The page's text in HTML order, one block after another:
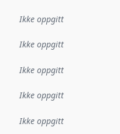
Ikke oppgitt
Ikke oppgitt
Ikke oppgitt
Ikke oppgitt
Ikke oppgitt